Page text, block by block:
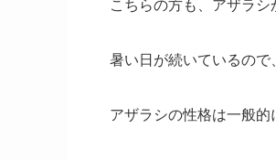
こちらの方も、アザラシ
暑い日が続いているので
アザラシの性格は一般的